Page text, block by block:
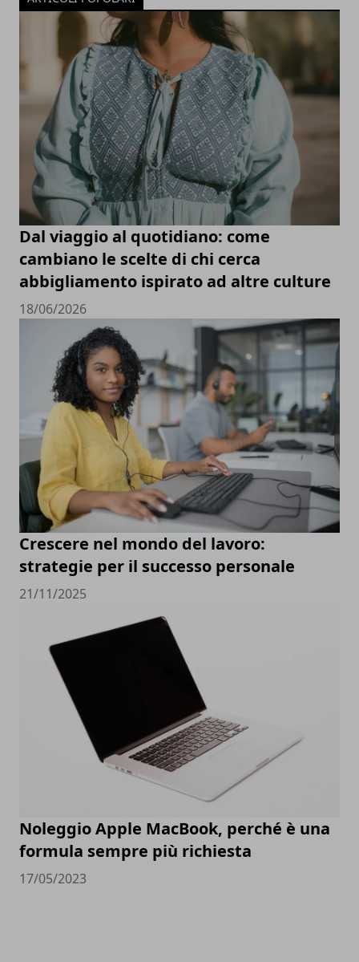
Dal viaggio al quotidiano: come
cambiano le scelte di chi cerca
abbigliamento ispirato ad altre culture
18/06/2026
Crescere nel mondo del lavoro:
strategie per il successo personale
21/11/2025
Noleggio Apple MacBook, perché è una
formula sempre più richiesta
17/05/2023